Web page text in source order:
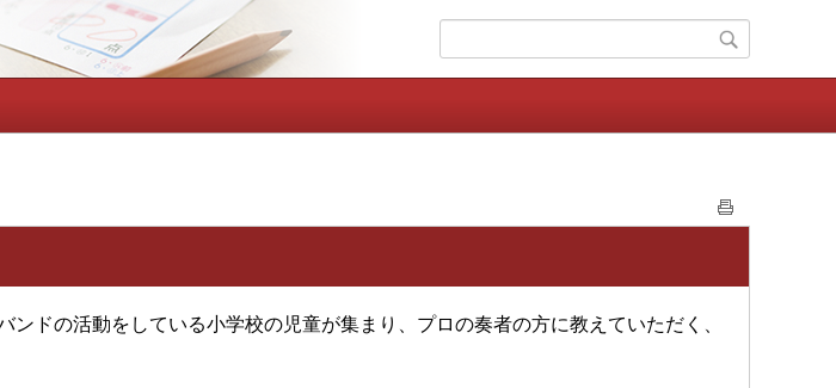
ドの活動をしている小学校の児童が集まり、プロの奏者の方に教えていただく、